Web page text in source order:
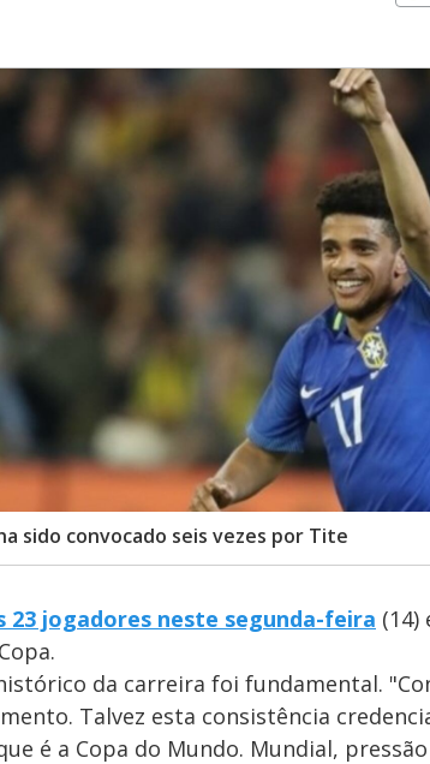
sido convocado seis vezes por Tite
23 jogadores neste segunda-feira (14)
da carreira foi fundamental.
Talvez esta consistência
é a Copa do Mundo. Mundial,